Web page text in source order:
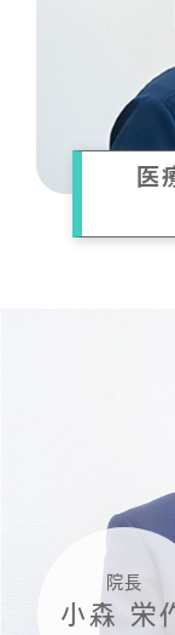
医
院長
小森 栄